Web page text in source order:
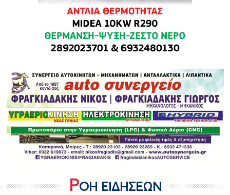
ΡΟΗ ΕΙΔΗΣΕΩΝ